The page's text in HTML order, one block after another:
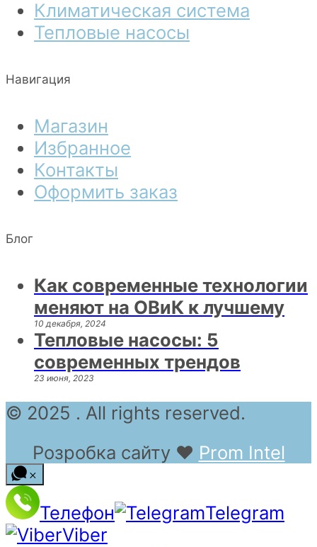
Климатическая система
Тепловые насосы
Навигация
Магазин
Избранное
Контакты
Оформить заказ
Блог
Как современные технологии
меняют на ОВиК к лучшему
10 декабря, 2024
Тепловые насосы: 5
современных трендов
23 июня, 2023
© 2025 . All rights reserved.
Розробка сайту ❤ Prom Intel
Телефон
Telegram
Viber